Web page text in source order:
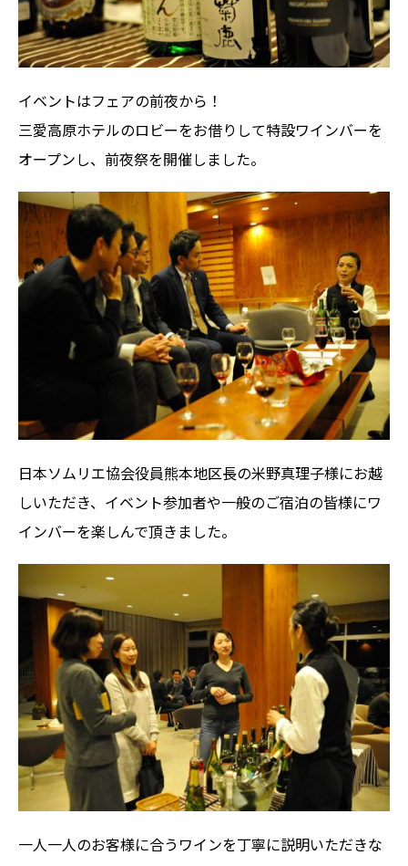
イベントはフェアの前夜から！
三愛高原ホテルのロビーをお借りして特設ワインバーを
オープンし、前夜祭を開催しました。
日本ソムリエ協会役員熊本地区長の米野真理子様にお越
しいただき、イベント参加者や一般のご宿泊の皆様にワ
インバーを楽しんで頂きました。
一人一人のお客様に合うワインを丁寧に説明いただきな